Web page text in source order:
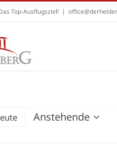
Top-Ausflugsziel! |
Anstehende